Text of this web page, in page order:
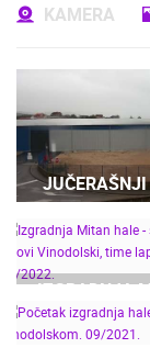
KAMERA
IZGRADNJA
HALE - SUHA
NOVI